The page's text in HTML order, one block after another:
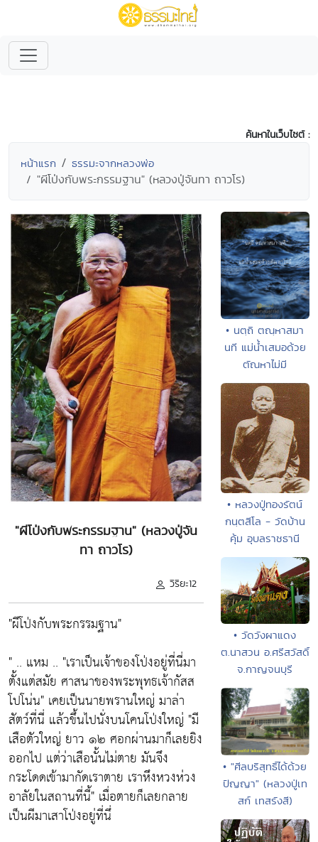
ค้นหาในเว็บไซต์ :
หน้าแรก ธรรมะจากหลวงพ่อ
"ผีโป่งกับพระกรรมฐาน" (หลวงปู่จันทา ถาวโร)
"ผีโป่งกับพระกรรมฐาน" (หลวงปู่จัน
ทา ถาวโร)
วิริยะ12
"ผีโป่งกับพระกรรมฐาน"
" .. แหม .. "เราเป็นเจ้าของโป่งอยู่ที่นี่มา
ตั้งแต่สมัย ศาสนาของพระพุทธเจ้ากัสส
โปโน่น" เคยเป็นนายพรานใหญ่ มาล่า
สัตว์ที่นี่ แล้วขึ้นไปนั่งบนโคนโป่งใหญ่ "มี
เสือตัวใหญ่ ยาว ๑๒ ศอกผ่านมาก็เลยยิง
ออกไป แต่ว่าเสือนั้นไม่ตาย มันจึง
กระโดดเข้ามากัดเราตาย เราหึงหวงห่วง
อาลัยในสถานที่นี้" เมื่อตายก็เลยกลาย
เป็นผีมาเสาโป่งอยู่ที่นึ่
• นตฺถิ ตณฺหาสมา
นที แม่น้ำเสมอด้วย
ตัณหาไม่มี
• หลวงปู่ทองรัตน์
กนฺตสีโล - วัดบ้าน
คุ้ม อุบลราชธานี
• วัดวังผาแดง
ต.นาสวน อ.ศรีสวัสดิ์
จ.กาญจนบุรี
• "ศีลบริสุทธิ์ได้ด้วย
ปัญญา" (หลวงปู่เท
สก์ เทสรังสี)